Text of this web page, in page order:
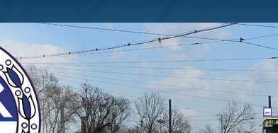
w KRAKOWIE
& Technicians of Transportation